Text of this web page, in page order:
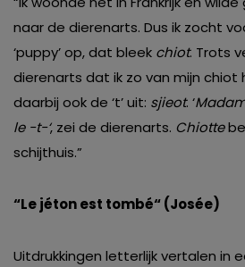
naar de dierenarts. Dus ik zocht
‘puppy’ op, dat bleek chiot. Trots
dierenarts dat ik zo van mijn chiot
daarbij ook de ‘t’ uit: sjieot. ‘
le -t-‘, zei de dierenarts. Chiotte
schijthuis.”
“Le jéton est tombé“(Josée)
Uitdrukkingen letterlijk vertalen in